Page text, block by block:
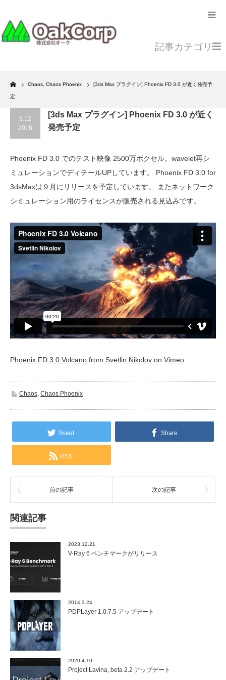
Home
Chaos Chaos Phoenix [3ds Max プラグイン] Phoenix FD 3.0 が近く発売予
定
記事カテゴリ
9.12
2016
[3ds Max プラグイン] Phoenix FD 3.0 が近く
発売予定
Phoenix FD 3.0 でのテスト映像 2500万ボクセル。wavelet再シ
ミュレーションでディテールUPしています。 Phoenix FD 3.0 for
3dsMaxは９月にリリースを予定しています。 またネットワーク
シミュレーション用のライセンスが販売される見込みです。
Phoenix FD 3.0 Volcano from Svetlin Nikolov on Vimeo
Chaos Chaos Phoenix
Tweet Share
RSS
前の記事 次の記事
関連記事
2023.12.21
V-Ray 6 ベンチマークがリリース
2014.3.24
PDPLayer 1.0.7.5 アップデート
2020.4.10
Project Lavina, beta 2.2 アップデート